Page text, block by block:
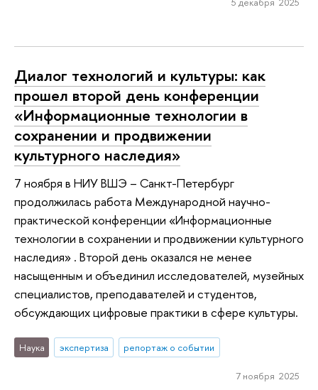
Диалог технологий и культуры: как
прошел второй день конференции
«Информационные технологии в
сохранении и продвижении
культурного наследия»
7 ноября в НИУ ВШЭ – Санкт-Петербург
продолжилась работа Международной научно-
практической конференции «Информационные
технологии в сохранении и продвижении культурного
наследия» . Второй день оказался не менее
насыщенным и объединил исследователей, музейных
специалистов, преподавателей и студентов,
обсуждающих цифровые практики в сфере культуры.
Наука экспертиза репортаж о событии
7 ноября 2025